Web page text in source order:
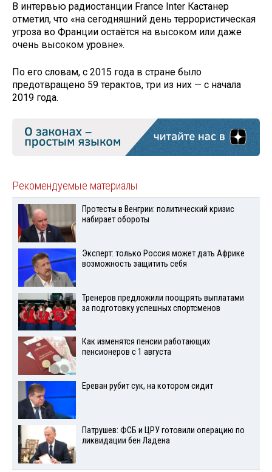
В интервью радиостанции France Inter Кастанер
отметил, что «на сегодняшний день террористическая
угроза во Франции остаётся на высоком или даже
очень высоком уровне».
По его словам, с 2015 года в стране было
предотвращено 59 терактов, три из них — с начала
2019 года.
Рекомендуемые материалы
Протесты в Венгрии: политический кризис
набирает обороты
Эксперт: только Россия может дать Африке
возможность защитить себя
Тренеров предложили поощрять выплатами
за подготовку успешных спортсменов
Как изменятся пенсии работающих
пенсионеров с 1 августа
Ереван рубит сук, на котором сидит
Патрушев: ФСБ и ЦРУ готовили операцию по
ликвидации бен Ладена